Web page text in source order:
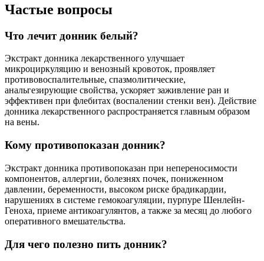
Частые вопросы
Что лечит донник белый?
Экстракт донника лекарственного улучшает
микроциркуляцию и венозный кровоток, проявляет
противовоспалительные, спазмолитические,
анальгезирующие свойства, ускоряет заживление ран и
эффективен при флебитах (воспалении стенки вен). Действие
донника лекарственного распространяется главным образом
на вены.
Кому противопоказан донник?
Экстракт донника противопоказан при непереносимости
компонентов, аллергии, болезнях почек, пониженном
давлении, беременности, высоком риске брадикардии,
нарушениях в системе гемокоагуляции, пурпуре Шенлейн-
Геноха, приеме антикоагулянтов, а также за месяц до любого
оперативного вмешательства.
Для чего полезно пить донник?